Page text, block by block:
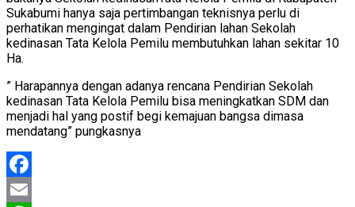
Sukabumi hanya saja pertimbangan teknisnya perlu di
perhatikan mengingat dalam Pendirian lahan Sekolah
kedinasan Tata Kelola Pemilu membutuhkan lahan sekitar 10
Ha.
” Harapannya dengan adanya rencana Pendirian Sekolah
kedinasan Tata Kelola Pemilu bisa meningkatkan SDM dan
menjadi hal yang postif begi kemajuan bangsa dimasa
mendatang” pungkasnya
Facebook